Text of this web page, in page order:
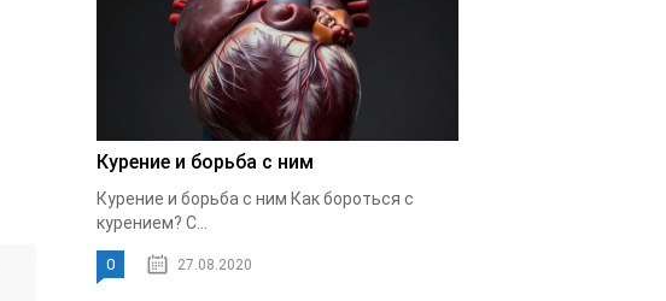
Курение и борьба с ним
Курение и борьба с ним Как бороться с
курением? С...
0 27.08.2020